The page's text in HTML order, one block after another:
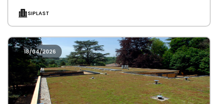
SIPLAST
18/04/2026